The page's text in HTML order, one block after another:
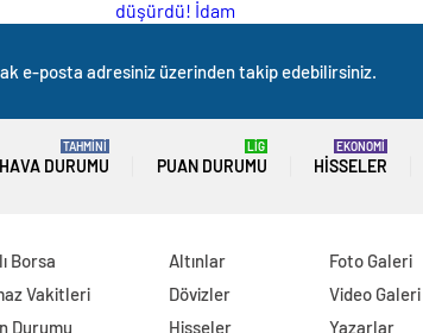
İdam edilen
kullanılıyordu
e-posta adresiniz üzerinden takip edebilirsiniz.
HAVA DURUMU
TAHMİNİ
PUAN DURUMU
LİG
HISSELER
EKONOMİ
Borsa
Vakitleri
Durumu
Altınlar
Dövizler
Hisseler
Foto Galeri
Video Galeri
Yazarlar